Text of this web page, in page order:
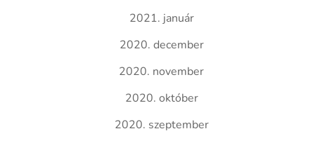
2021. január
2020. december
2020. november
2020. október
2020. szeptember